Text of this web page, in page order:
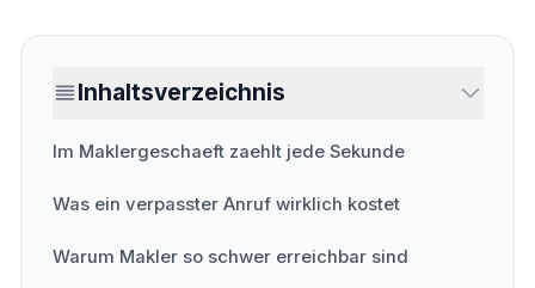
Inhaltsverzeichnis
Im Maklergeschaeft zaehlt jede Sekunde
Was ein verpasster Anruf wirklich kostet
Warum Makler so schwer erreichbar sind